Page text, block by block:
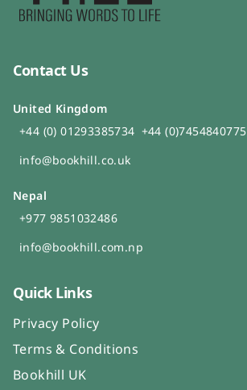
Contact Us
United Kingdom
+44 (0) 01293385734 +44 (0)7454840775
info@bookhill.co.uk
Nepal
+977 9851032486
info@bookhill.com.np
Quick Links
Privacy Policy
Terms & Conditions
Bookhill UK